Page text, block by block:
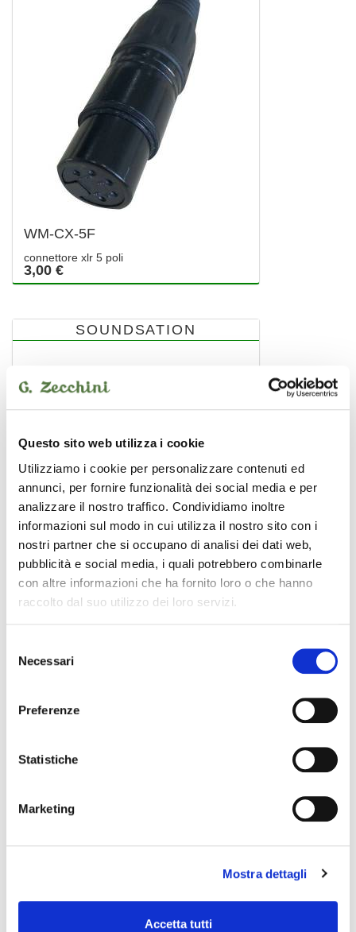
Questo sito web utilizza i cookie
Utilizziamo i cookie per personalizzare contenuti ed
annunci, per fornire funzionalità dei social media e per
analizzare il nostro traffico. Condividiamo inoltre
informazioni sul modo in cui utilizza il nostro sito con i
nostri partner che si occupano di analisi dei dati web,
pubblicità e social media, i quali potrebbero combinarle
con altre informazioni che ha fornito loro o che hanno
raccolto dal suo utilizzo dei loro servizi.
delNecessari
Preferenze
Statistiche
Marketing
Mostra dettagli
Accetta tutti
WM-CX-5F
connettore xlr 5 poli
3,00 €
SOUNDSATION
WM-CX-5M